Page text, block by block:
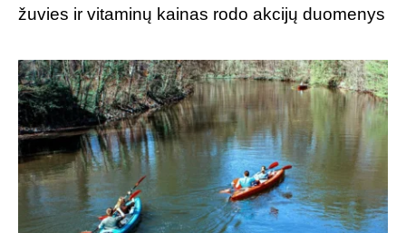
žuvies ir vitaminų kainas rodo akcijų duomenys